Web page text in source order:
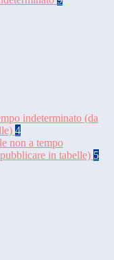
indeterminato (da
4
non a tempo
in tabelle) 5